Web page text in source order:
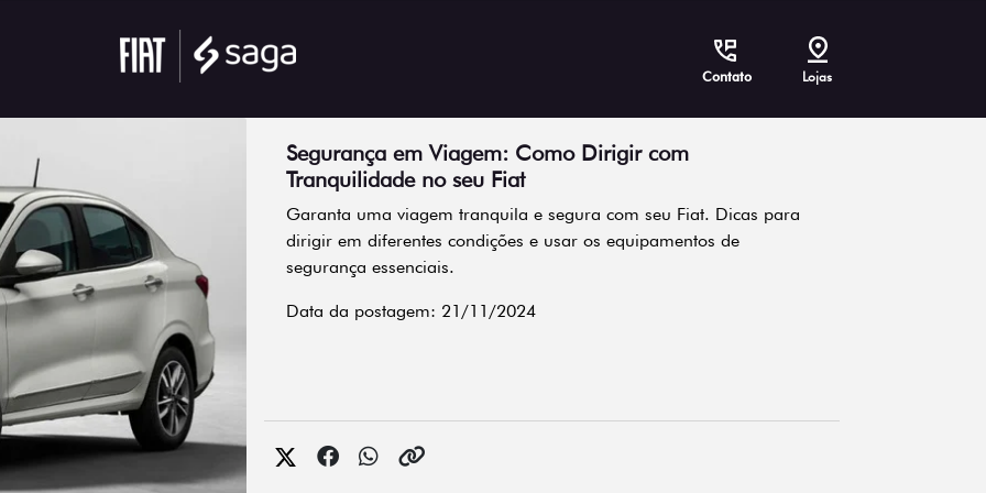
Contato Lojas
Segurança em Viagem: Como Dirigir com
Tranquilidade no seu Fiat
Garanta uma viagem tranquila e segura com seu Fiat. Dicas para
dirigir em diferentes condições e usar os equipamentos de
segurança essenciais.
Data da postagem: 21/11/2024